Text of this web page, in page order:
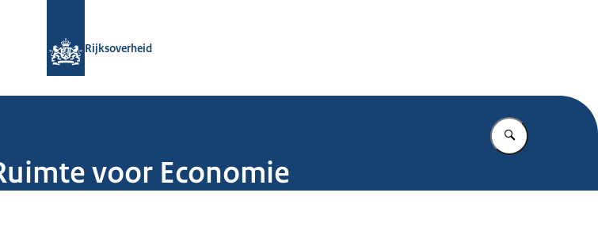
Rijksoverheid
Vul in wat u
voor Economie